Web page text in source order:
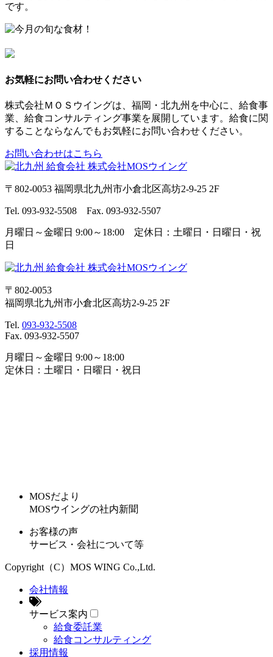
です。
お気軽にお問い合わせください
株式会社ＭＯＳウイングは、福岡・北九州を中心に、給食事
業、給食コンサルティング事業を展開しています。給食に関
することならなんでもお気軽にお問い合わせください。
お問い合わせはこちら
〒802-0053 福岡県北九州市小倉北区高坊2-9-25 2F
Tel. 093-932-5508 Fax. 093-932-5507
月曜日～金曜日 9:00～18:00 定休日：土曜日・日曜日・祝
日
〒802-0053
福岡県北九州市小倉北区高坊2-9-25 2F
Tel. 093-932-5508
Fax. 093-932-5507
月曜日～金曜日 9:00～18:00
定休日：土曜日・日曜日・祝日
MOSだより
MOSウイングの社内新聞
お客様の声
サービス・会社について等
Copyright（C）MOS WING Co.,Ltd.
会社情報
サービス案内
給食委託業
給食コンサルティング
採用情報